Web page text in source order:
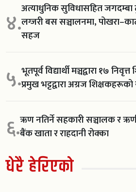
४.अत्याधुनिक सुविधासहित जगदम्बा
लग्जरी बस सञ्चालनमा,
सहज
५.भूतपूर्व विद्यार्थी मञ्चद्वारा १७
प्रमुख भट्टद्वारा अग्रज
६.ऋण नतिर्ने सहकारी सञ्चालक र
बैंक खाता र राहदानी रोक्का
धेरै हेरिएको